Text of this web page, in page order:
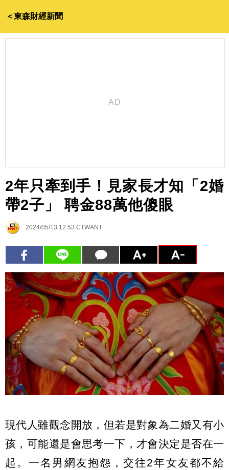
＜東森財經新聞
2年只牽到手！見家長才知「2婚
帶2子」 聘金88萬他傻眼
2024/05/13 12:53 CTWANT
現代人雖觀念開放，但若是對象為二婚又有小
孩，可能還是會思考一下，才會決定是否在一
起。一名男網友抱怨，交往2年女友都不給